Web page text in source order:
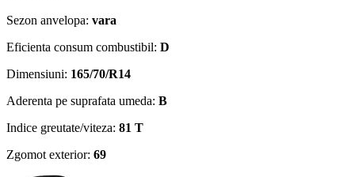
Sezon anvelopa: vara
Eficienta consum combustibil: D
Dimensiuni: 165/70/R14
Aderenta pe suprafata umeda: B
Indice greutate/viteza: 81 T
Zgomot exterior: 69